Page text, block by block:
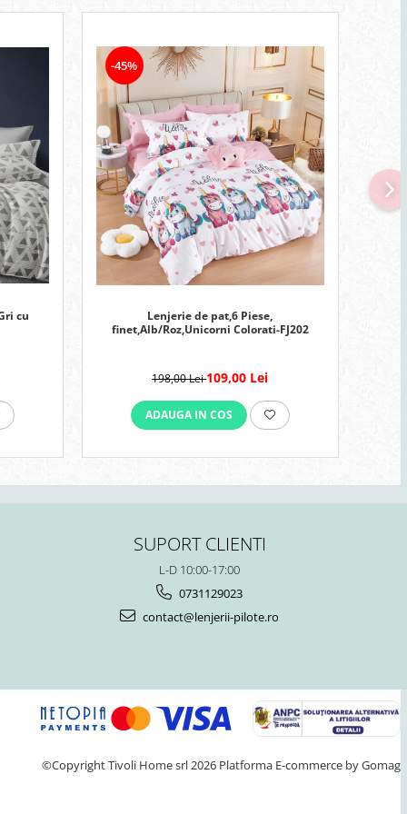
cu
-45%
Lenjerie de pat,6 Piese,
finet,Alb/Roz,Unicorni Colorati-FJ202
198,00 Lei109,00 Lei
ADAUGA IN COS
-
SUPORT CLIENTI
L-D 10:00-17:00
0731129023
contact@lenjerii-pilote.ro
©Copyright Tivoli Home srl 2026 Platforma E-commerce by Gomag